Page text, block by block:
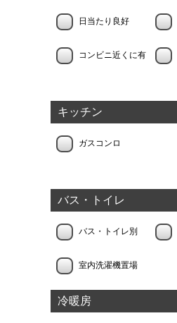
日当たり良好
コンビニ近くに有
キッチン
ガスコンロ
バス・トイレ
バス・トイレ別
室内洗濯機置場
冷暖房